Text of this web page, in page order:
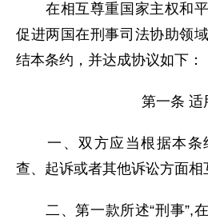
在相互尊重国家主权和平
促进两国在刑事司法协助领
结本条约，并达成协议如下：
第一条 适
一、双方应当根据本条
查、起诉或者其他诉讼方面相
二、第一款所述“刑事”,在